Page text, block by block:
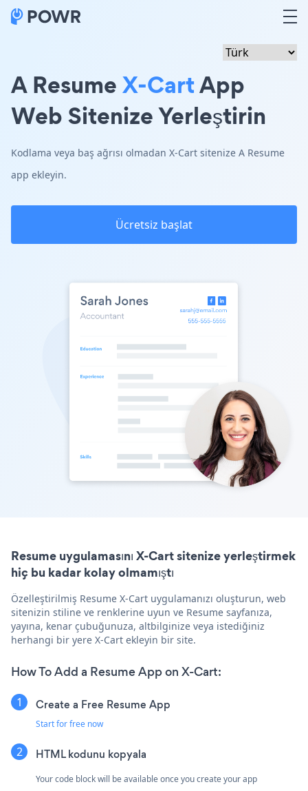
A ResumeX-CartApp
Web Sitenize Yerleştirin
Kodlama veya baş ağrısı olmadan X-Cart sitenize A Resume
app ekleyin.
Ücretsiz başlat
Resume uygulamasını X-Cart sitenize yerleştirmek
hiç bu kadar kolay olmamıştı
Özelleştirilmiş Resume X-Cart uygulamanızı oluşturun, web
sitenizin stiline ve renklerine uyun ve Resume sayfanıza,
yayına, kenar çubuğunuza, altbilginize veya istediğiniz
herhangi bir yere X-Cart ekleyin bir site.
How To Add a Resume App on X-Cart:
Create a Free Resume App
Start for free now
HTML kodunu kopyala
Your code block will be available once you create your app